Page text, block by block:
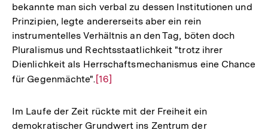
bekannte man sich verbal zu dessen Institutionen und
Prinzipien, legte andererseits aber ein rein
instrumentelles Verhältnis an den Tag, böten doch
Pluralismus und Rechtsstaatlichkeit "trotz ihrer
Dienlichkeit als Herrschaftsmechanismus eine Chance
für Gegenmächte". Zur
der
Fußnote
[16]
Im Laufe der Zeit rückte mit der Freiheit ein
demokratischer Grundwert ins Zentrum der